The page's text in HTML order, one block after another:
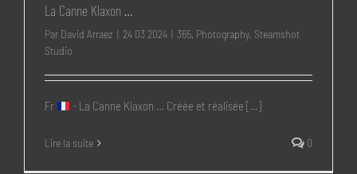
La Canne Klaxon …
Par David Arraez | 24 03 2024 | 365, Photography, Steamshot
Studio
Fr - La Canne Klaxon … Créée et réalisée [...]
Lire la suite 0